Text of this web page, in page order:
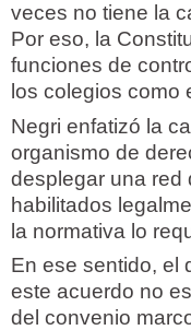
veces no tiene la
Por eso, la
funciones de
los colegios como
Negri enfatizó la
organismo de
desplegar una red
habilitados
la normativa lo
En ese sentido, el
este acuerdo no
del convenio